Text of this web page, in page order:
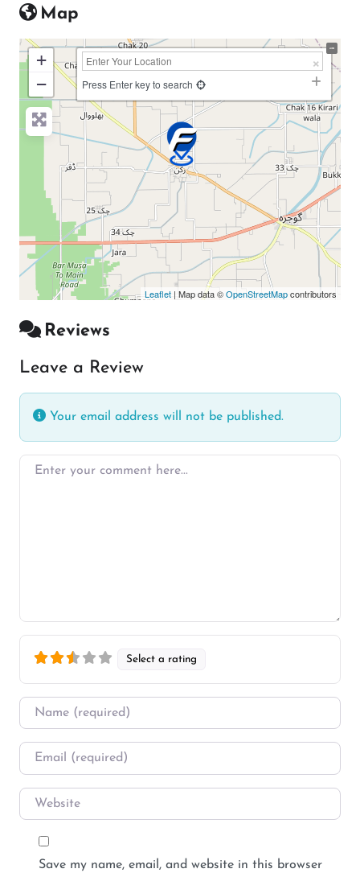
Map
+
−
Press Enter key to search
Leaflet | Map data ©OpenStreetMapcontributors
Reviews
Leave a Review
Your email address will not be published.
Enter your comment here…
Select a rating
Name
Email
Website
Save my name, email, and website in this browser